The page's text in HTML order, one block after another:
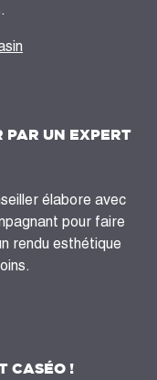
PAR UN EXPERT
élabore avec
pour faire
rendu esthétique
CASÉO !